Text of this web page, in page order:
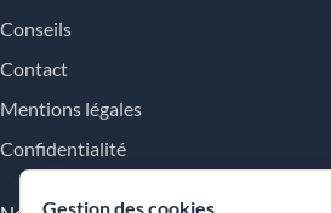
Conseils
Contact
Mentions légales
Confidentialité
Gestion des cookies